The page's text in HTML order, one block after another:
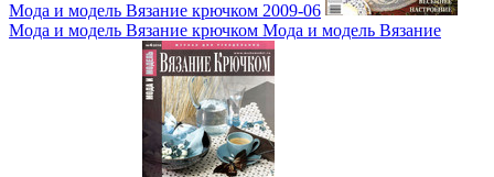
Мода и модель Вязание крючком 2009-06
Мода и модель Вязание крючком Мода и модель Вязание